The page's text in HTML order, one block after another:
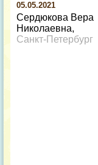
05.05.2021
Сердюкова Вера
Николаевна
Санкт-Петербург